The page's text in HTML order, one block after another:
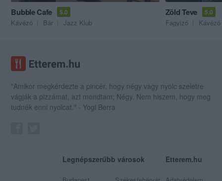
Bubble Cafe 5.0
Kávézó Bár Jazz Klub
Zöld Teve 5.0
Fagyizó Kávézó
"Amikor megkérdezte a pincér, hogy négy vagy nyolc szeletre
vágják a pizzámat, azt mondtam; Négy. Nem hiszem, hogy meg
tudnék enni nyolcat." - Yogi Berra
Legnépszerűbb városok Etterem.hu